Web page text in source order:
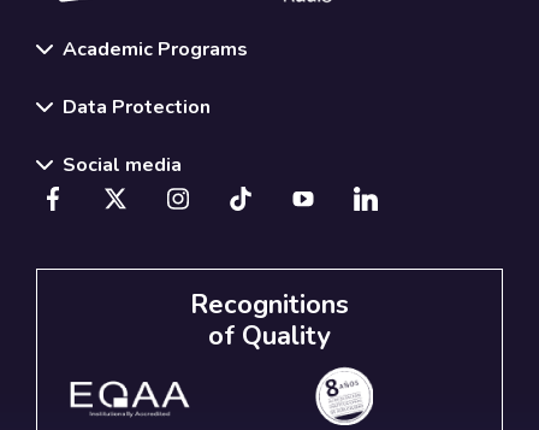
Academic Programs
Data Protection
Social media
Recognitions
of Quality